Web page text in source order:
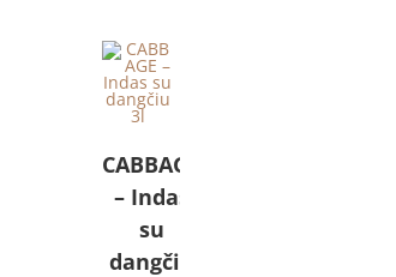
CABBAGE
– Indas
su
dangčiu